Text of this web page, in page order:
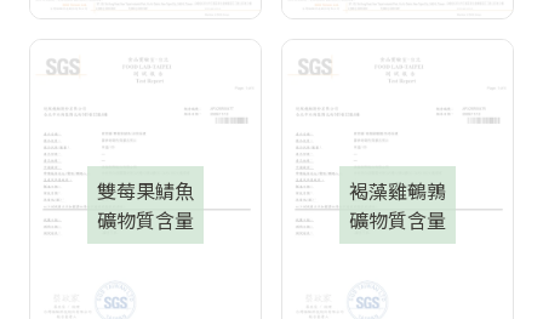
雙莓果鯖魚
礦物質含量
褐藻雞鵪鶉
礦物質含量